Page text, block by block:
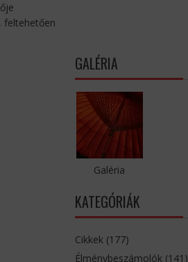
feltehetően
GALÉRIA
Galéria
KATEGÓRIÁK
Cikkek(177)
Élménybeszámolók(141)